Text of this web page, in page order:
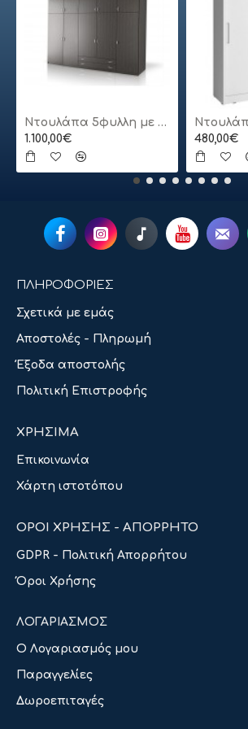
Ντουλάπα 5φυλλη με πατάρι
1.100,00€
480,00€
ΠΛΗΡΟΦΟΡΙΕΣ
Σχετικά με εμάς
Αποστολές - Πληρωμή
Έξοδα αποστολής
Πολιτική Επιστροφής
ΧΡΗΣΙΜΑ
Επικοινωνία
Χάρτη ιστοτόπου
ΟΡΟΙ ΧΡΗΣΗΣ - ΑΠΟΡΡΗΤΟ
GDPR - Πολιτική Απορρήτου
Όροι Χρήσης
ΛΟΓΑΡΙΑΣΜΟΣ
Ο Λογαριασμός μου
Παραγγελίες
Δωροεπιταγές